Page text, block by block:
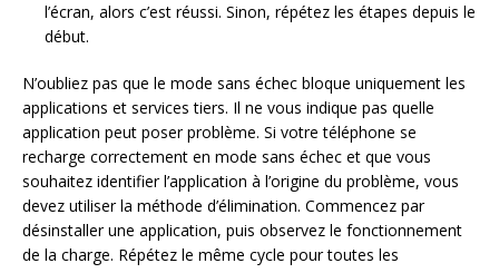
l’écran, alors c’est réussi. Sinon, répétez les étapes depuis le
début.
N’oubliez pas que le mode sans échec bloque uniquement les
applications et services tiers. Il ne vous indique pas quelle
application peut poser problème. Si votre téléphone se
recharge correctement en mode sans échec et que vous
souhaitez identifier l’application à l’origine du problème, vous
devez utiliser la méthode d’élimination. Commencez par
désinstaller une application, puis observez le fonctionnement
de la charge. Répétez le même cycle pour toutes les